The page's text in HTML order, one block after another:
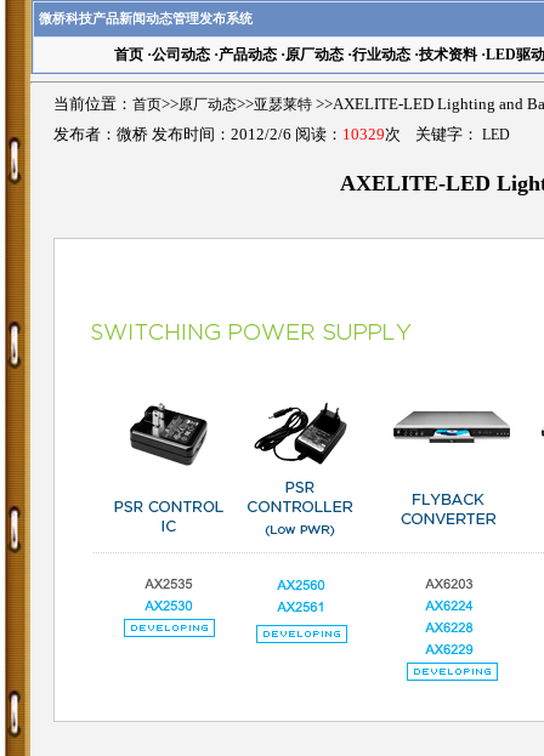
微桥科技产品新闻动态管理发布系统
首页·公司动态·产品动态·原厂动态·行业动态·技术资料·LED驱动
当前位置： 首页>>原厂动态>>亚瑟莱特 >>AXELITE-LED Lighting and
发布者：微桥 发布时间：2012/2/6 阅读： 10329次 关键字： LED
AXELITE-LED